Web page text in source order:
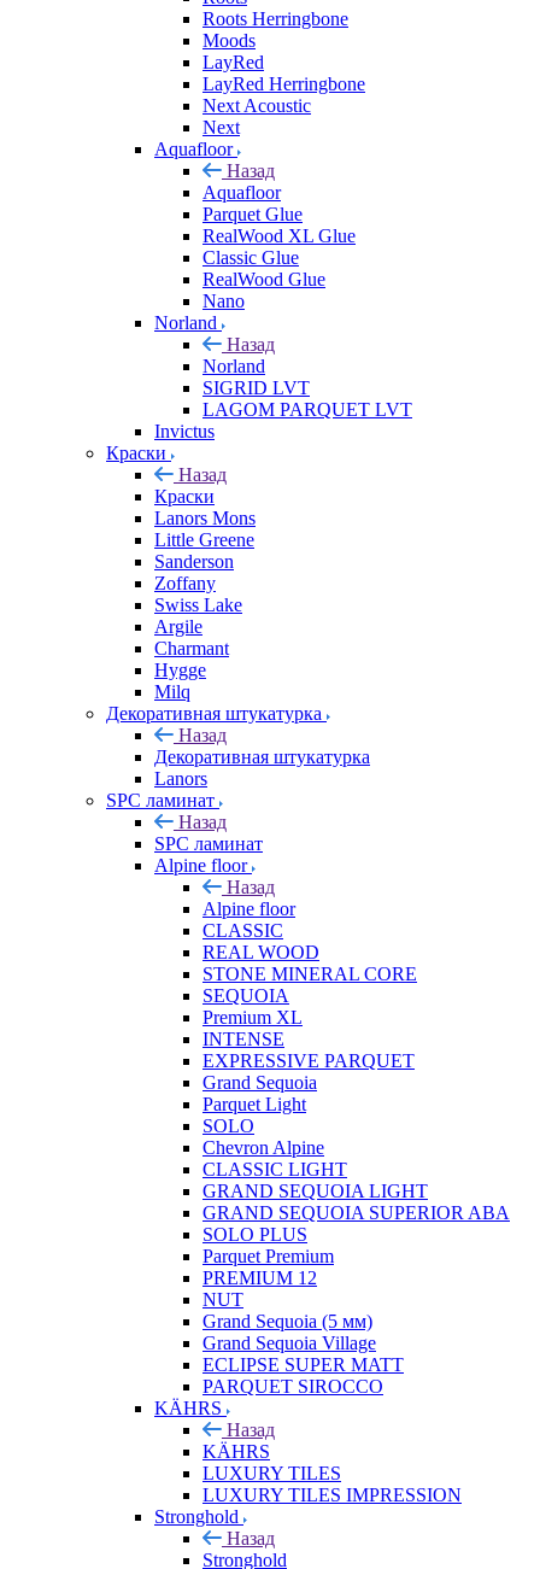
Roots Herringbone
Moods
LayRed
LayRed Herringbone
Next Acoustic
Next
Aquafloor
Назад
Aquafloor
Parquet Glue
RealWood XL Glue
Classic Glue
RealWood Glue
Nano
Norland
Назад
Norland
SIGRID LVT
LAGOM PARQUET LVT
Invictus
Краски
Назад
Краски
Lanors Mons
Little Greene
Sanderson
Zoffany
Swiss Lake
Argile
Charmant
Hygge
Milq
Декоративная штукатурка
Назад
Декоративная штукатурка
Lanors
SPC ламинат
Назад
SPC ламинат
Alpine floor
Назад
Alpine floor
CLASSIC
REAL WOOD
STONE MINERAL CORE
SEQUOIA
Premium XL
INTENSE
EXPRESSIVE PARQUET
Grand Sequoia
Parquet Light
SOLO
Chevron Alpine
CLASSIC LIGHT
GRAND SEQUOIA LIGHT
GRAND SEQUOIA SUPERIOR ABA
SOLO PLUS
Parquet Premium
PREMIUM 12
NUT
Grand Sequoia (5 мм)
Grand Sequoia Village
ECLIPSE SUPER MATT
PARQUET SIROCCO
KÄHRS
Назад
KÄHRS
LUXURY TILES
LUXURY TILES IMPRESSION
Stronghold
Назад
Stronghold